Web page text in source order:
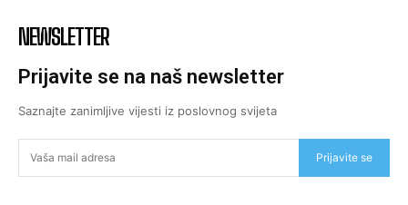
NEWSLETTER
Prijavite se na naš newsletter
Saznajte zanimljive vijesti iz poslovnog svijeta
Prijavite se